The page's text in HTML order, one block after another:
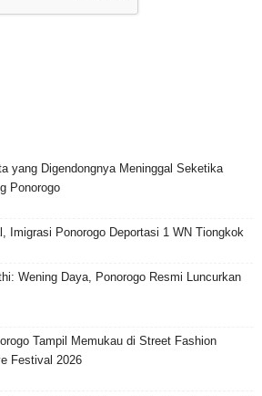
yang Digendongnya Meninggal Seketika
Ponorogo
Imigrasi Ponorogo Deportasi 1 WN Tiongkok
Wening Daya, Ponorogo Resmi Luncurkan
Tampil Memukau di Street Fashion
Festival 2026